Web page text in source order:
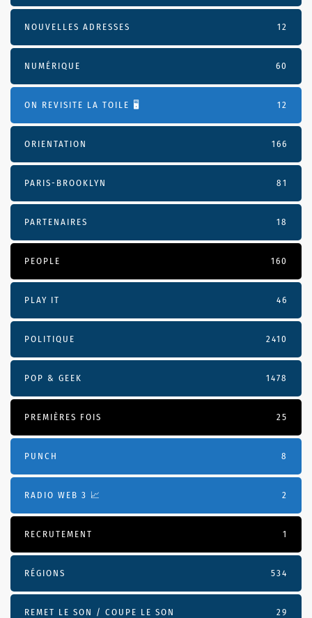
NOUVELLES ADRESSES 12
NUMÉRIQUE 60
ON REVISITE LA TOILE 🖥️ 12
ORIENTATION 166
PARIS-BROOKLYN 81
PARTENAIRES 18
PEOPLE 160
PLAY IT 46
POLITIQUE 2410
POP & GEEK 1478
PREMIÈRES FOIS 25
PUNCH 8
RADIO WEB 3 📈 2
RECRUTEMENT 1
RÉGIONS 534
REMET LE SON / COUPE LE SON 29